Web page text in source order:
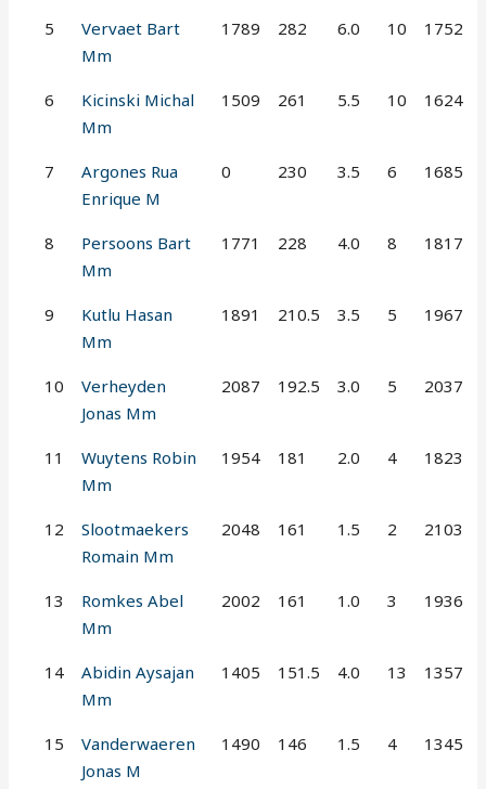
5
Vervaet Bart
Mm
1789 282 6.0 10 1752
6
Kicinski Michal
Mm
1509 261 5.5 10 1624
7
Argones Rua
Enrique M
0 230 3.5 6 1685
8
Persoons Bart
Mm
1771 228 4.0 8 1817
9
Kutlu Hasan
Mm
1891 210.5 3.5 5 1967
10
Verheyden
Jonas Mm
2087 192.5 3.0 5 2037
11
Wuytens Robin
Mm
1954 181 2.0 4 1823
12
Slootmaekers
Romain Mm
2048 161 1.5 2 2103
13
Romkes Abel
Mm
2002 161 1.0 3 1936
14
Abidin Aysajan
Mm
1405 151.5 4.0 13 1357
15
Vanderwaeren
Jonas M
1490 146 1.5 4 1345